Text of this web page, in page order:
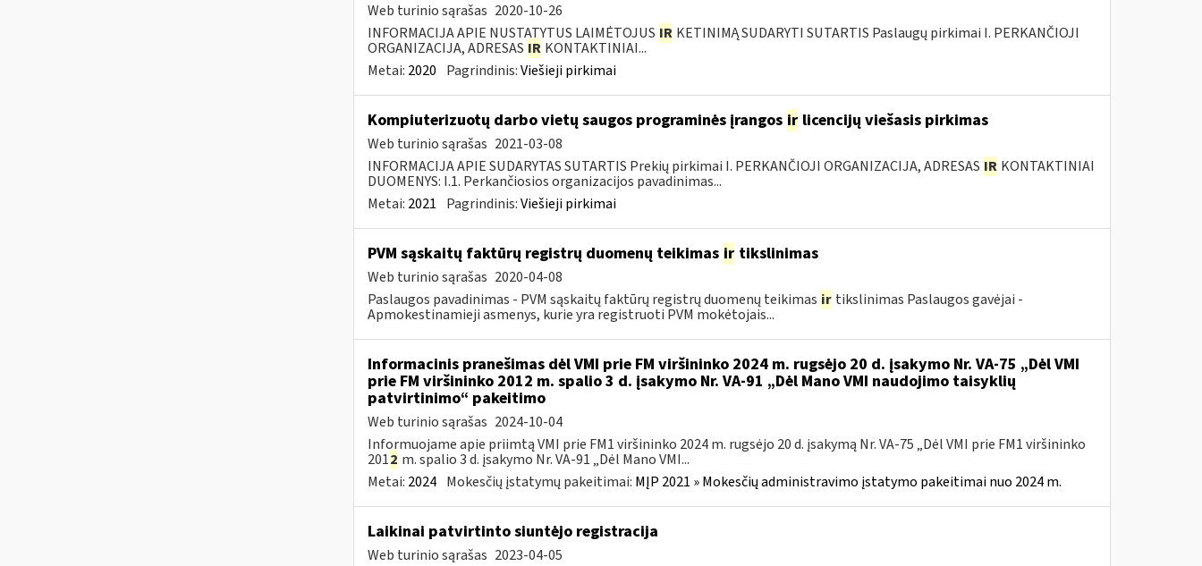
Web turinio sąrašas 2020-10-26
INFORMACIJA APIE NUSTATYTUS LAIMĖTOJUS IR KETINIMĄ SUDARYTI SUTARTIS Paslaugų pirkimai I. PERKANČIOJI
ORGANIZACIJA, ADRESAS IR KONTAKTINIAI...
Metai: 2020 Pagrindinis:Viešieji pirkimai
Kompiuterizuotų darbo vietų saugos programinės įrangos irlicencijų viešasis pirkimas
Web turinio sąrašas 2021-03-08
INFORMACIJA APIE SUDARYTAS SUTARTIS Prekių pirkimai I. PERKANČIOJI ORGANIZACIJA, ADRESAS IR KONTAKTINIAI
DUOMENYS: I.1. Perkančiosios organizacijos pavadinimas...
Metai: 2021 Pagrindinis:Viešieji pirkimai
PVM sąskaitų faktūrų registrų duomenų teikimas irtikslinimas
Web turinio sąrašas 2020-04-08
Paslaugos pavadinimas - PVM sąskaitų faktūrų registrų duomenų teikimas ir tikslinimas Paslaugos gavėjai -
Apmokestinamieji asmenys, kurie yra registruoti PVM mokėtojais...
Informacinis pranešimas dėl VMI prie FM viršininko 2024 m. rugsėjo 20 d. įsakymo Nr. VA-75 „Dėl VMI
prie FM viršininko 2012 m. spalio 3 d. įsakymo Nr. VA-91 „Dėl Mano VMI naudojimo taisyklių
patvirtinimo“ pakeitimo
Web turinio sąrašas 2024-10-04
Informuojame apie priimtą VMI prie FM1 viršininko 2024 m. rugsėjo 20 d. įsakymą Nr. VA-75 „Dėl VMI prie FM1 viršininko
2012 m. spalio 3 d. įsakymo Nr. VA-91 „Dėl Mano VMI...
Metai: 2024 Mokesčių įstatymų pakeitimai: MĮP 2021 » Mokesčių administravimo įstatymo pakeitimai nuo 2024 m.
Laikinai patvirtinto siuntėjo registracija
Web turinio sąrašas 2023-04-05